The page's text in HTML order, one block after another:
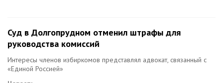
Суд в Долгопрудном отменил штрафы для
руководства комиссий
Интересы членов избиркомов представлял адвокат, связанный с
«Единой Россией»